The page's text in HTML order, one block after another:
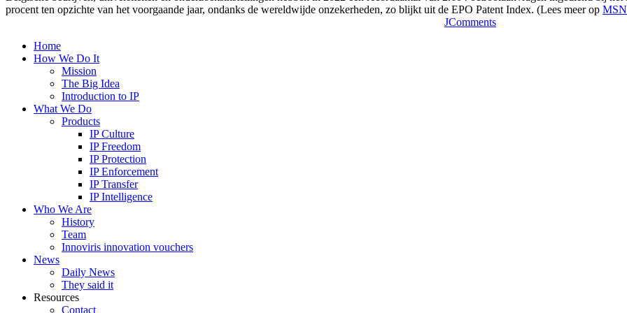
procent ten opzichte van het voorgaande jaar, ondanks de wereldwijde onzekerheden, zo blijkt uit de EPO Patent Index. (Lees meer op
JComments
Home
How We Do It
Mission
The Big Idea
Introduction to IP
What We Do
Products
IP Culture
IP Freedom
IP Protection
IP Enforcement
IP Transfer
IP Intelligence
Who We Are
History
Team
Innoviris innovation vouchers
News
Daily News
They said it
Resources
Contact